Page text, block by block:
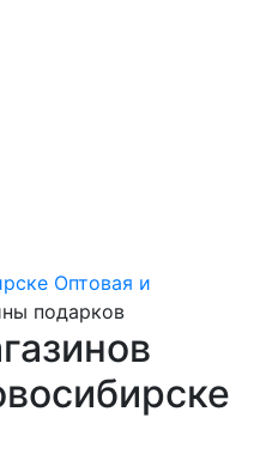
Оптовая и
подарков